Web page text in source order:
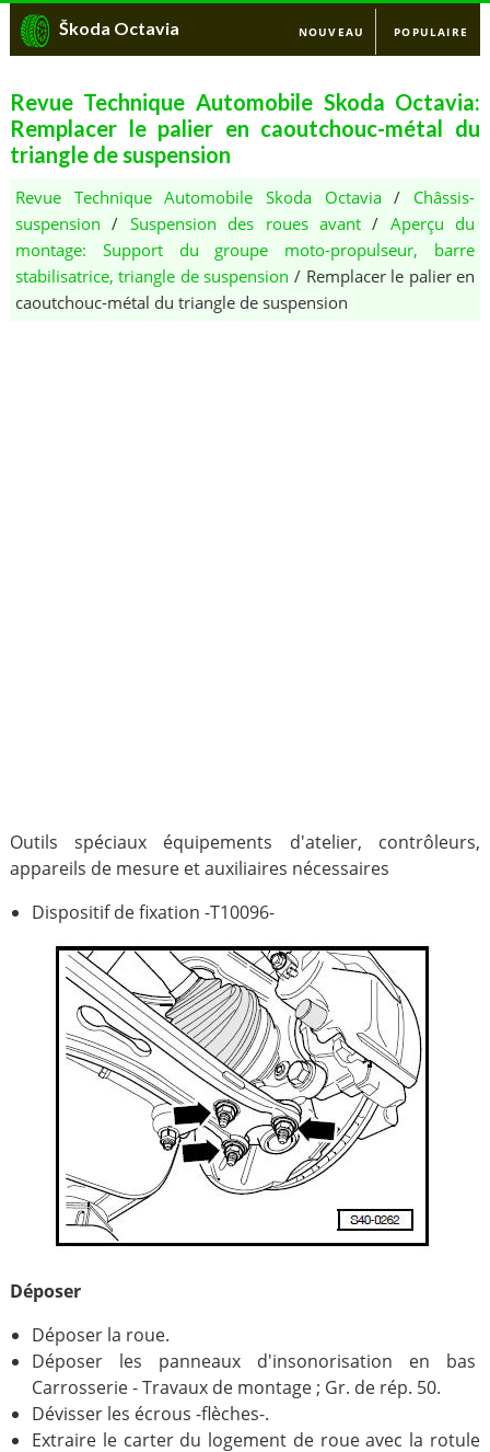
Škoda Octavia NOUVEAU POPULAIRE
Revue Technique Automobile Skoda Octavia:
Remplacer le palier en caoutchouc-métal du
triangle de suspension
Revue Technique Automobile Skoda Octavia/ Châssis-
suspension / Suspension des roues avant/ Aperçu du
montage: Support du groupe moto-propulseur, barre
stabilisatrice, triangle de suspension / Remplacer le palier en
caoutchouc-métal du triangle de suspension
Outils spéciaux équipements d'atelier, contrôleurs,
appareils de mesure et auxiliaires nécessaires
Dispositif de fixation -T10096-
Déposer
Déposer la roue.
Déposer les panneaux d'insonorisation en bas
Carrosserie - Travaux de montage ; Gr. de rép. 50.
Dévisser les écrous -flèches-.
Extraire le carter du logement de roue avec la rotule